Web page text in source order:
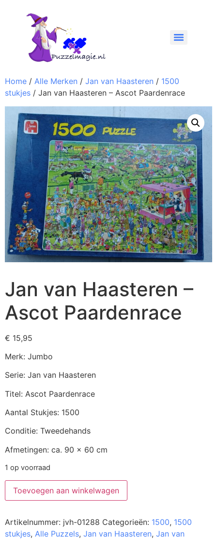
Home / Alle Merken / Jan van Haasteren / 1500
stukjes / Jan van Haasteren – Ascot Paardenrace
Jan van Haasteren –
Ascot Paardenrace
€ 15,95
Merk: Jumbo
Serie: Jan van Haasteren
Titel: Ascot Paardenrace
Aantal Stukjes: 1500
Conditie: Tweedehands
Afmetingen: ca. 90 x 60 cm
1 op voorraad
Toevoegen aan winkelwagen
Artikelnummer: jvh-01288 Categorieën: 1500, 1500
stukjes, Alle Puzzels, Jan van Haasteren, Jan van